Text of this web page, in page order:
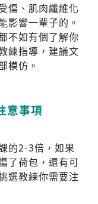
傷、肌肉纖維化
影響一輩子的。
不如有個了解你
練指導，建議文
模仿。
意事項
的2-3倍，如果
了荷包，還有可
選教練你需要注